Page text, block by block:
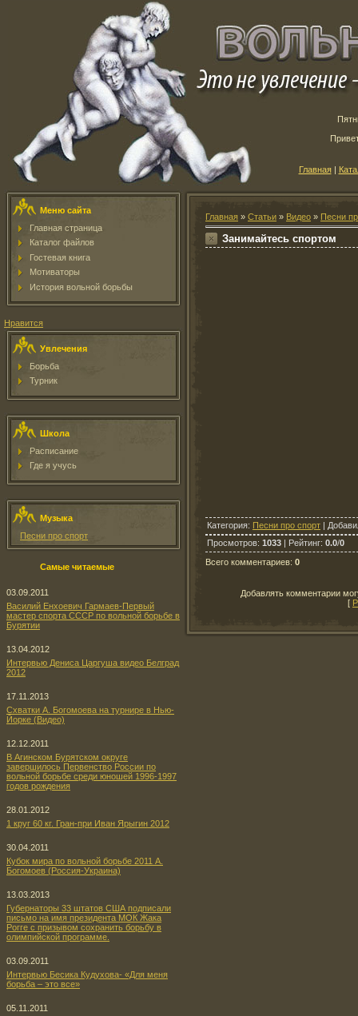
Главная|
Меню сайта
Главная страница
Каталог файлов
Гостевая книга
Мотиваторы
История вольной борьбы
Нравится
Увлечения
Борьба
Турник
Школа
Расписание
Где я учусь
Музыка
Песни про спорт
Самые читаемые
03.09.2011
Василий Енхоевич Гармаев-Первый
мастер спорта СССР по вольной борьбе в
Бурятии
13.04.2012
Интервью Дениса Царгуша видео Белград
2012
17.11.2013
Схватки А. Богомоева на турнире в Нью-
Йорке (Видео)
12.12.2011
В Агинском Бурятском округе
завершилось Первенство России по
вольной борьбе среди юношей 1996-1997
годов рождения
28.01.2012
1 круг 60 кг. Гран-при Иван Ярыгин 2012
30.04.2011
Кубок мира по вольной борьбе 2011 А.
Богомоев (Россия-Украина)
13.03.2013
Губернаторы 33 штатов США подписали
письмо на имя президента МОК Жака
Рогге с призывом сохранить борьбу в
олимпийской программе.
03.09.2011
Интервью Бесика Кудухова- «Для меня
борьба – это все»
05.11.2011
Главная » Статьи » Видео » Песни
Занимайтесь спортом
Категория: Песни про спорт |
Просмотров: 1033 | Рейтинг: 0.0/0
Всего комментариев: 0
Добавлять комментарии
[